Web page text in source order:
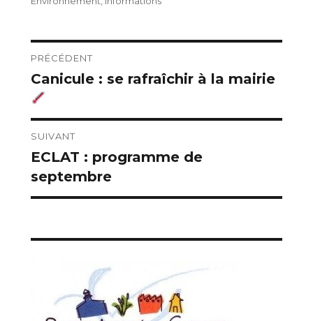
Navigation
de
l’article
PRÉCÉDENT
Publication
précédente :
Canicule : se rafraîchir à la mairie
SUIVANT
Publication
suivante :
ECLAT : programme de
septembre